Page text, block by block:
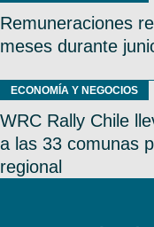
Remuneraciones
meses durante
ECONOMÍA Y NEGOCIOS
WRC Rally Chile
a las 33 comunas
regional